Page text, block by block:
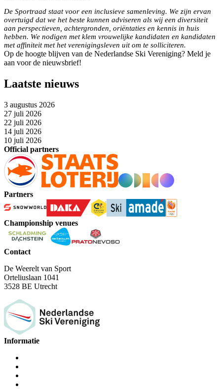
De Sportraad staat voor een inclusieve samenleving. We zijn ervan
overtuigd dat we het beste kunnen adviseren als wij een diversiteit
aan perspectieven, achtergronden, oriëntaties en kennis in huis
hebben. We nodigen met klem vrouwelijke kandidaten en kandidaten
met affiniteit met het verenigingsleven uit om te solliciteren.
Op de hoogte blijven van de Nederlandse Ski Vereniging? Meld je
aan voor de nieuwsbrief!
Laatste nieuws
3 augustus 2026
27 juli 2026
22 juli 2026
14 juli 2026
10 juli 2026
Official partners
Partners
Championship venues
Contact
De Weerelt van Sport
Orteliuslaan 1041
3528 BE Utrecht
Informatie